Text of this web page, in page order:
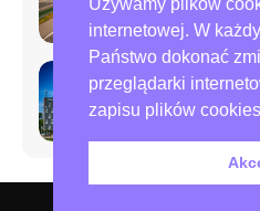
internetowej. W
Państwo dokonać
przeglądarki
zapisu plików
autostradzie
ruchu